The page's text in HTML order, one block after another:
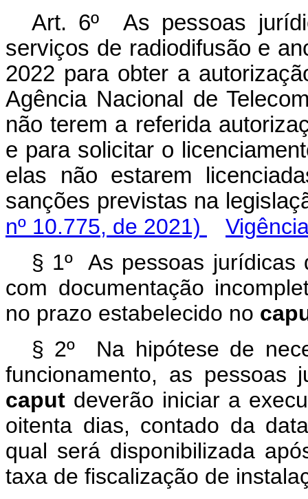
Art. 6º As pessoas
serviços de radiodifusão e
2022 para obter a
Agência Nacional de
não terem a referida
e para solicitar o
elas não estarem
sanções previstas na
nº 10.775, de 2021)
§ 1º As pessoas jurídicas
com documentação
no prazo estabelecido no
§ 2º Na hipótese de
funcionamento, as pessoas
caput deverão iniciar a
oitenta dias, contado da
qual será disponibilizada
taxa de fiscalização de